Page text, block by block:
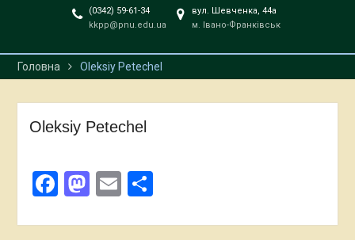
професора Михайла
Павловича Чубинського
(0342) 59-61-34
kkpp@pnu.edu.ua
вул. Шевченка, 44а
м. Івано-Франківськ
Головна Oleksiy Petechel
Oleksiy Petechel
Facebook
Mastodon
EmailПоділитися